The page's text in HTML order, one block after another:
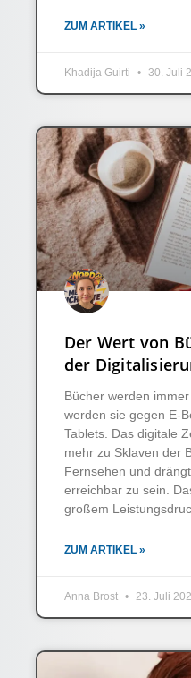
ZUM ARTIKEL »
Khadija Guirti 30. Juli
Der Wert von
der
Bücher werden
werden sie gegen E-
Tablets. Das digitale
mehr zu Sklaven der
Fernsehen und
erreichbar zu sein.
großem
ZUM ARTIKEL »
Anna Brost 23. Juli